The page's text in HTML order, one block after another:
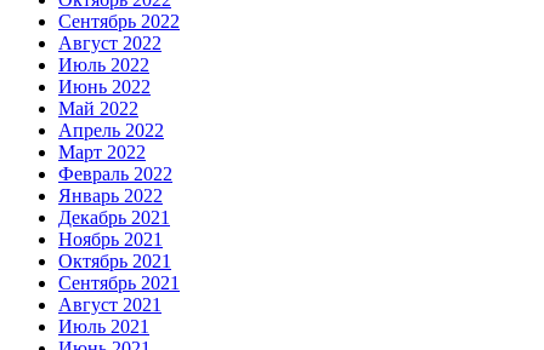
Сентябрь 2022
Август 2022
Июль 2022
Июнь 2022
Май 2022
Апрель 2022
Март 2022
Февраль 2022
Январь 2022
Декабрь 2021
Ноябрь 2021
Октябрь 2021
Сентябрь 2021
Август 2021
Июль 2021